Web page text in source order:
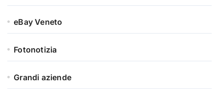
eBay Veneto
Fotonotizia
Grandi aziende